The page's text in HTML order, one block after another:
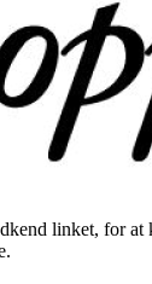
linket, for at